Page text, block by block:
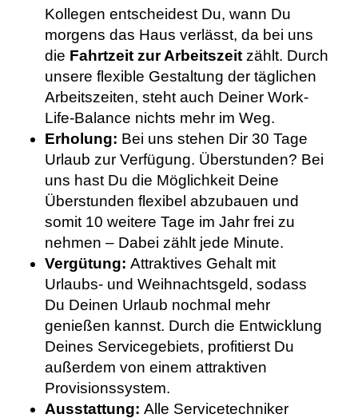
Kollegen entscheidest Du, wann Du
morgens das Haus verlässt, da bei uns
die Fahrtzeit zur Arbeitszeit zählt. Durch
unsere flexible Gestaltung der täglichen
Arbeitszeiten, steht auch Deiner Work-
Life-Balance nichts mehr im Weg.
Erholung: Bei uns stehen Dir 30 Tage
Urlaub zur Verfügung. Überstunden? Bei
uns hast Du die Möglichkeit Deine
Überstunden flexibel abzubauen und
somit 10 weitere Tage im Jahr frei zu
nehmen – Dabei zählt jede Minute.
Vergütung: Attraktives Gehalt mit
Urlaubs- und Weihnachtsgeld, sodass
Du Deinen Urlaub nochmal mehr
genießen kannst. Durch die Entwicklung
Deines Servicegebiets, profitierst Du
außerdem von einem attraktiven
Provisionssystem.
Ausstattung: Alle Servicetechniker